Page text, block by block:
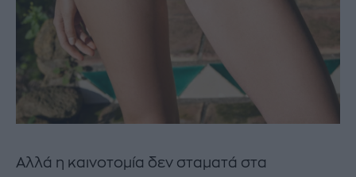
Αλλά η καινοτομία δεν σταματά στα